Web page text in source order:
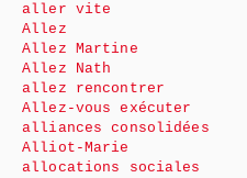
aller vite
Allez
Allez Martine
Allez Nath
allez rencontrer
Allez-vous exécuter
alliances consolidées
Alliot-Marie
allocations sociales